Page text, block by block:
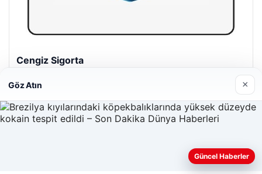
Hastaş Beton
Göz Atın ×
Güncel Haberler